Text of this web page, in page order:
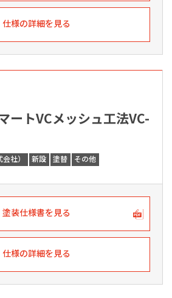
仕様の詳細を見る
ートVCメッシュ工法VC-
社） 新設 塗替 その他
塗装仕様書を見る
仕様の詳細を見る